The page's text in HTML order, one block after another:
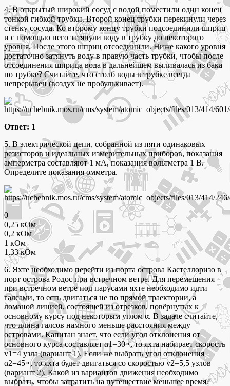
4. В открытый широкий сосуд с водой поместили один конец
тонкой гибкой трубки. Второй конец трубки перекинули через
стенку сосуда. Ко второму концу трубки подсоединили шприц
и с помощью него затянули воду в трубку до некоторого
уровня. После этого шприц отсоединили. Ниже какого уровня
достаточно затянуть воду в правую часть трубки, чтобы после
отсоединения шприца вода в дальнейшем выливалась из бака
по трубке? Считайте, что столб воды в трубке всегда
непрерывен (воздух не пробулькивает).
Ответ: 1
5. В электрической цепи, собранной из пяти одинаковых
резисторов и идеальных измерительных приборов, показания
амперметра составляют 1 мА, показания вольтметра 1 В.
Определите показания омметра.
0
0,25 кОм
0,2 кОм
1 кОм
1,33 кОм
6. Яхте необходимо перейти из порта острова Кастеллоризо в
порт острова Родос при встречном ветре. Для перемещения
при встречном ветре под парусами яхте необходимо идти
галсами, то есть двигаться не по прямой траектории, а
ломаной линией, состоящей из отрезков, повёрнутых к
основному курсу под некоторым углом α. В задаче считайте,
что длина галсов намного меньше расстояния между
островами. Капитан знает, что если угол отклонения от
основного курса составляет α1=30∘, то яхта набирает скорость
v1=4 узла (вариант 1). Если же выбрать угол отклонения
α2=45∘, то яхта будет двигаться со скоростью v2=5,5 узлов
(вариант 2). Какой из вариантов движения необходимо
выбрать, чтобы затратить на путешествие меньшее время?